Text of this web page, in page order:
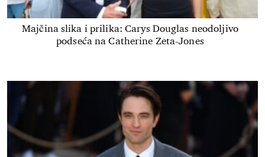
Majčina slika i prilika: Carys Douglas neodoljivo
podseća na Catherine Zeta-Jones